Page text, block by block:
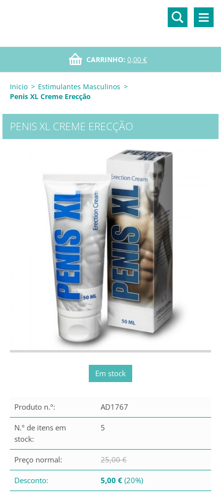
CARRINHO: 0,00 €
Inicio > Estimulantes Masculinos >
Penis XL Creme Erecção
PENIS XL CREME ERECÇÃO
Em stock
Produto n.º: AD1767
N.º de itens em
stock:
5
Preço normal: 25,00 €
Desconto: 5,00 € (20%)